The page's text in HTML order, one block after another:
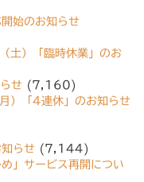
始のお知らせ
土）「臨時休業」のお
せ (7,160)
）「4連休」のお知らせ
らせ (7,144)
」サービス再開につい